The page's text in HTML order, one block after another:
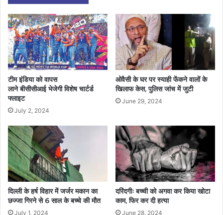
टीम इंडिया को वापस
लाने बीसीसीआई भेजेगी विशेष चार्टर्ड
फ्लाइट
July 2, 2024
ओवैसी के घर पर स्याही फेंकने वालों के
खिलाफ केस, पुलिस जांच में जुटी
June 29, 2024
दिल्ली के हर्ष विहार में जर्जर मकान का
छज्जा गिरने से 6 साल के बच्चे की मौत
July 1, 2024
दरिंदगीः बच्ची को अगवा कर किया खोटा
काम, फिर कर दी हत्या
June 28, 2024